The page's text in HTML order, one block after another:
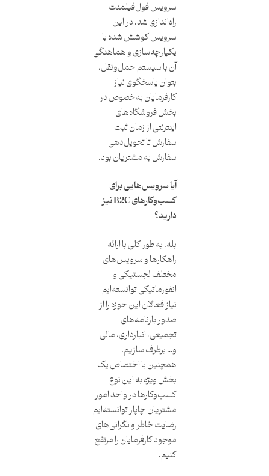
سرویس فول‌فیلمنت
راه‌اندازی شد. در این
سرویس کوشش شده با
یکپارچه‌سازی و هماهنگی
آن با سیستم حمل‌و‌نقل،
بتوان پاسخگوی نیاز
کارفرمایان به‌خصوص در
بخش فروشگاه‌های
اینترنتی از زمان ثبت
سفارش تا تحویل‌دهی
سفارش به مشتریان بود.
آیا سرویس‌هایی برای
کسب‌و‌کارهای B2C نیز
دارید؟
بله. به طور کلی با ارائه
راهکارها و سرویس‌های
مختلف لجستیکی و
انفورماتیکی توانسته‌ایم
نیاز فعالان این حوزه را از
صدور بارنامه‌های
تجمیعی، انبارداری، مالی
و… برطرف سازیم.
همچنین با اختصاص یک
بخش ویژه به این نوع
کسب‌و‌کارها در واحد امور
مشتریان چاپار توانسته‌ایم
رضایت خاطر و نگرانی‌های
موجود کارفرمایان را مرتفع
کنیم.